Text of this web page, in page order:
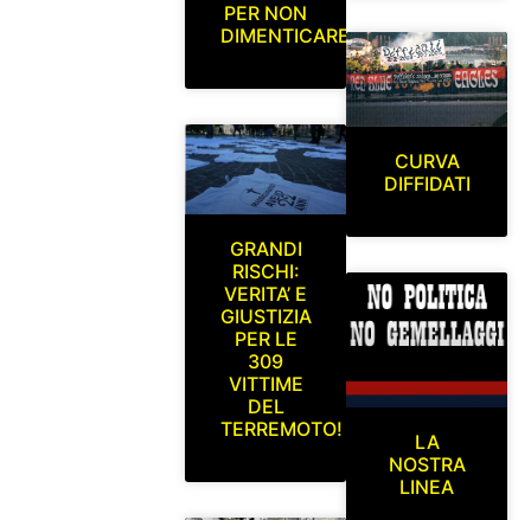
PER NON
DIMENTICARE
GRANDI
RISCHI:
VERITA’ E
GIUSTIZIA
PER LE
309
VITTIME
DEL
TERREMOTO!
CURVA
DIFFIDATI
LA
NOSTRA
LINEA